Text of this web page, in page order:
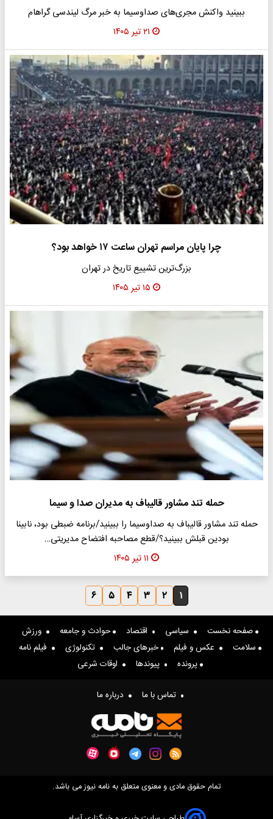
ببینید واکنش مجری‌های صداوسیما به خبر مرگ لیندسی گراهام
۲۱ تیر ۱۴۰۵
چرا پایان مراسم تهران ساعت ۱۷ خواهد بود؟
بزرگ‌ترین تشییع تاریخ در تهران
۱۵ تیر ۱۴۰۵
حمله تند مشاور قالیباف به مدیران صدا و سیما
حمله تند مشاور قالیباف به صداوسیما را ببینید/برنامه ضبطی بود، نابینا
بودین قبلش ببینید؟/قطع مصاحبه افتضاح مدیریتی…
۱۱ تیر ۱۴۰۵
۱ ۲ ۳ ۴ ۵ ۶
صفحه نخست سیاسی اقتصاد حوادث و جامعه
ورزش
سلامت
عکس و فیلم خبرهای جالب تکنولوژی
فیلم نامه
پرونده
پیوندها اوقات شرعی
تماس با ما درباره ما
تمام حقوق مادی و معنوی متعلق به نامه نیوز می باشد.